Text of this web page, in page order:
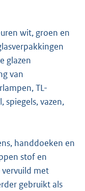
wit, groen en
glazen
van
TL-
spiegels, vazen,
handdoeken en
stof en
met
gebruikt als